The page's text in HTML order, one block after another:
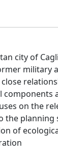
city of
military
components
on the
the
of